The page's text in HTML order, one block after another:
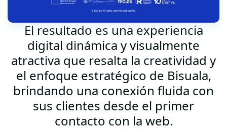
El resultado es una experiencia
digital dinámica y visualmente
atractiva que resalta la creatividad y
el enfoque estratégico de Bisuala,
brindando una conexión fluida con
sus clientes desde el primer
contacto con la web.